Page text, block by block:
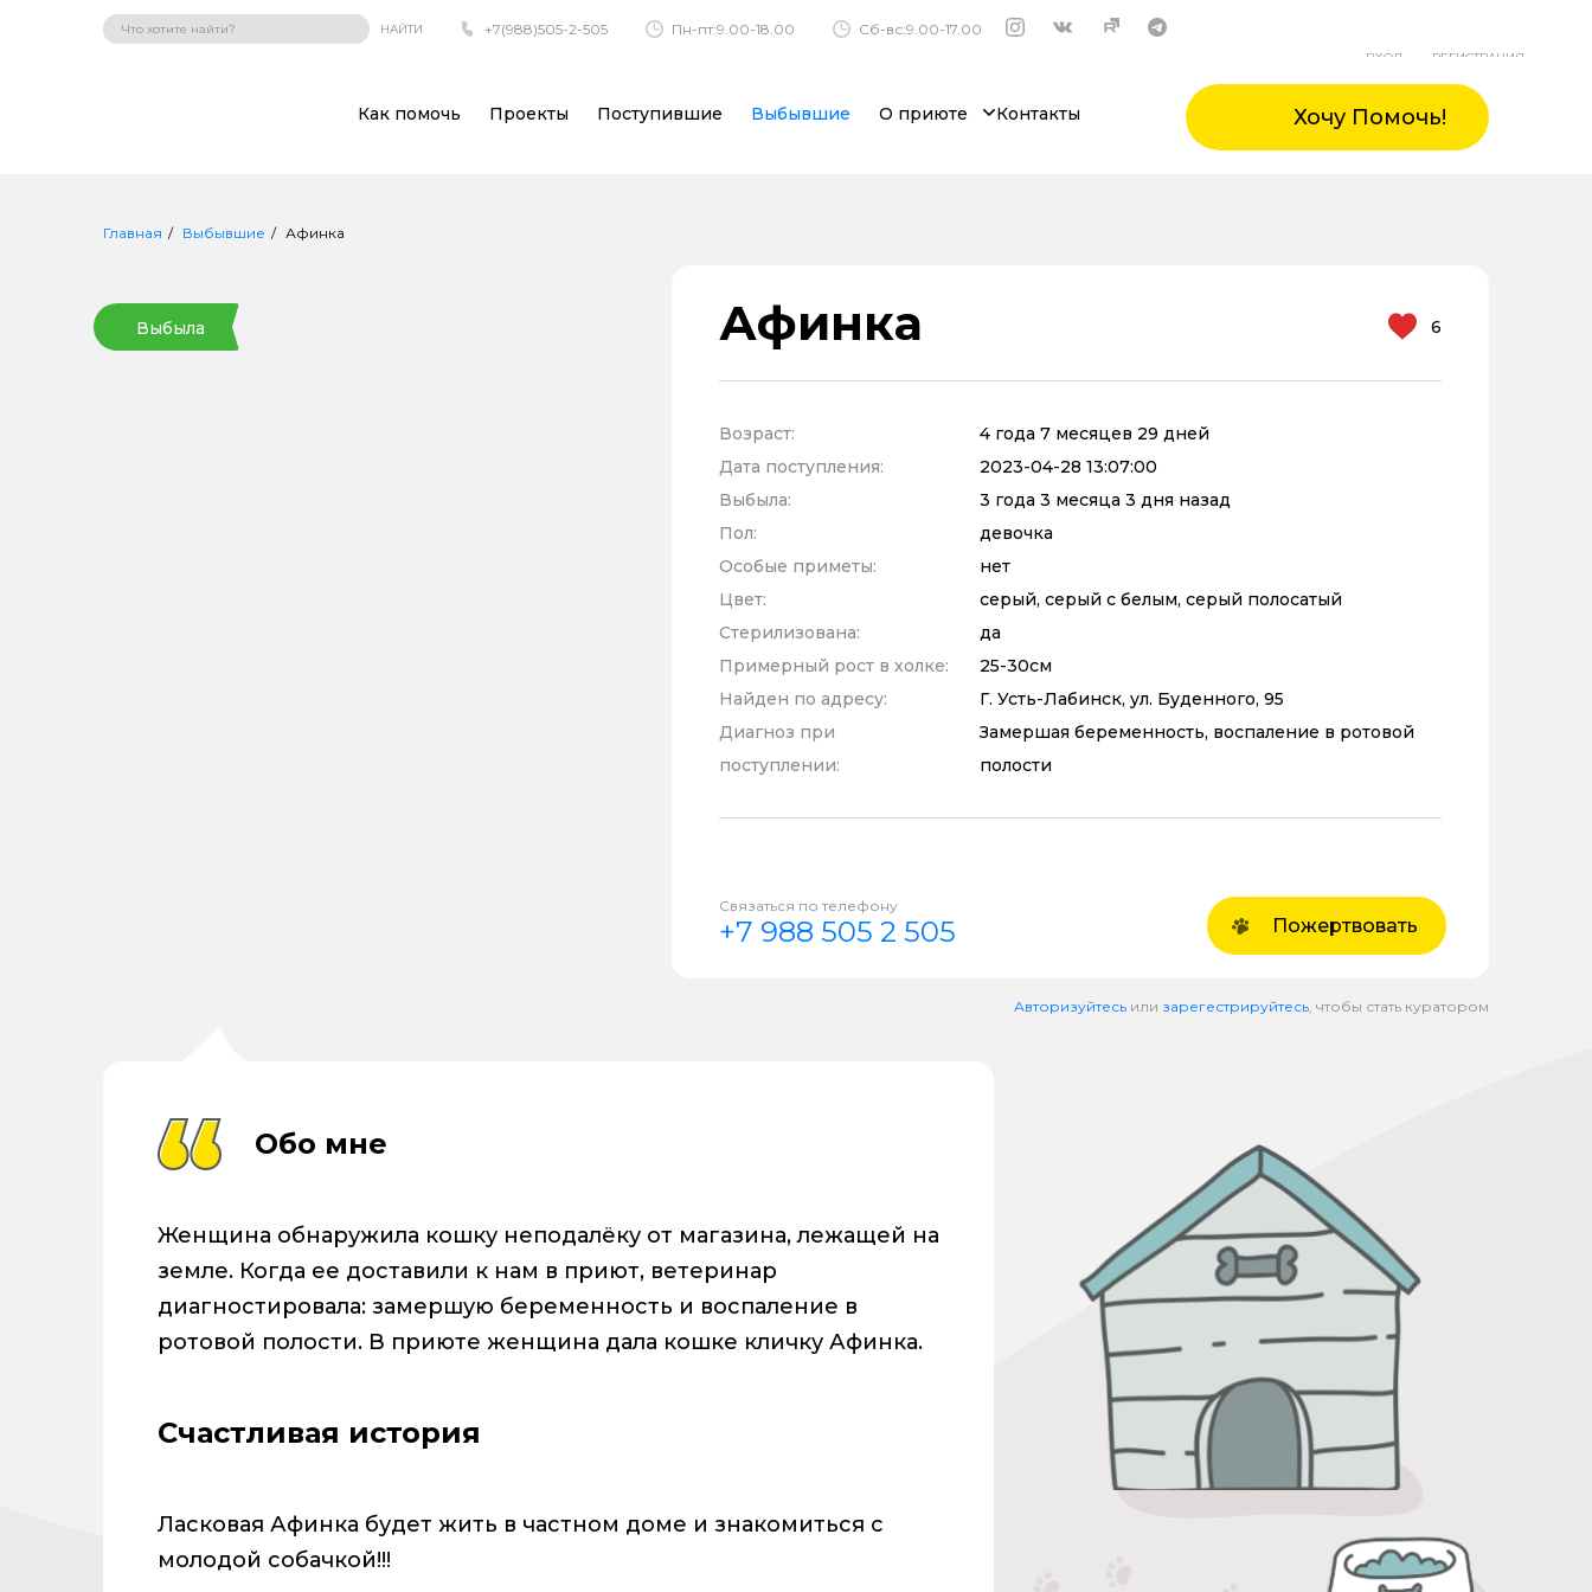
НАЙТИ +7(988)505-2-505 Пн-пт:9.00-18.00 Сб-вс:9.00-17.00
ВХОД РЕГИСТРАЦИЯ
Как помочь Проекты Поступившие Выбывшие О приюте Контакты Хочу Помочь!
Главная Выбывшие Афинка
Выбыла Афинка 6
Возраст:
4 года 7 месяцев 29 дней
Дата поступления:
2023-04-28 13:07:00
Выбыла:
3 года 3 месяца 3 дня назад
Пол:
девочка
Особые приметы:
нет
Цвет:
серый, серый с белым, серый полосатый
Стерилизована:
да
Примерный рост в холке:
25-30см
Найден по адресу:
Г. Усть-Лабинск, ул. Буденного, 95
Диагноз при
поступлении:
Замершая беременность, воспаление в ротовой
полости
Связаться по телефону
+7 988 505 2 505 Пожертвовать
Авторизуйтесь или зарегестрируйтесь , чтобы стать куратором
Обо мне
Женщина обнаружила кошку неподалёку от магазина, лежащей на
земле. Когда ее доставили к нам в приют, ветеринар
диагностировала: замершую беременность и воспаление в
ротовой полости. В приюте женщина дала кошке кличку Афинка.
Счастливая история
Ласковая Афинка будет жить в частном доме и знакомиться с
молодой собачкой!!!